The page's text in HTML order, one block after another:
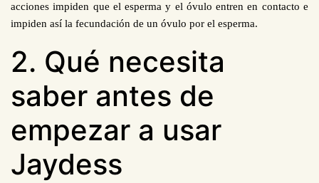
acciones impiden que el esperma y el óvulo entren en contacto e
impiden así la fecundación de un óvulo por el esperma.
2. Qué necesita
saber antes de
empezar a usar
Jaydess